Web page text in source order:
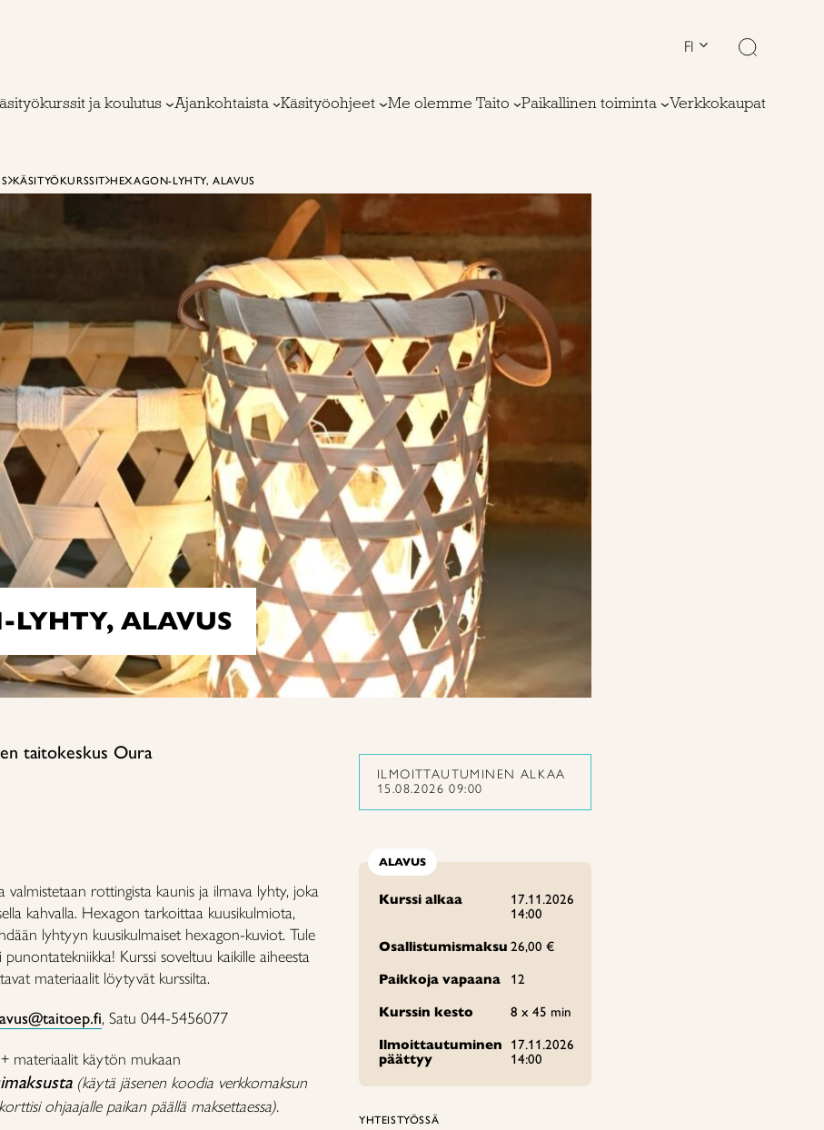
FI
ja koulutus Ajankohtaista Käsityöohjeet Me olemme Taito Paikallinen toiminta Verkkokaupat
KÄSITYÖKURSSIT HEXAGON-LYHTY, ALAVUS
LYHTY, ALAVUS
taitokeskus Oura
valmistetaan rottingista kaunis ja ilmava lyhty, joka
kahvalla. Hexagon tarkoittaa kuusikulmiota,
lyhtyyn kuusikulmaiset hexagon-kuviot. Tule
Kurssi soveltuu kaikille aiheesta
materiaalit löytyvät kurssilta.
, Satu 044-5456077
materiaalit käytön mukaan
(käytä jäsenen koodia verkkomaksun
ohjaajalle paikan päällä maksettaessa).
ILMOITTAUTUMINEN ALKAA
15.08.2026 09:00
ALAVUS
Kurssi alkaa
17.11.2026
14:00
Osallistumismaksu 26,00 €
Paikkoja vapaana
12
Kurssin kesto
8 x 45 min
Ilmoittautuminen
päättyy
17.11.2026
14:00
YHTEISTYÖSSÄ